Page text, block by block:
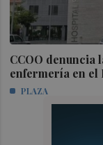
CCOO denuncia
enfermería en el
PLAZA